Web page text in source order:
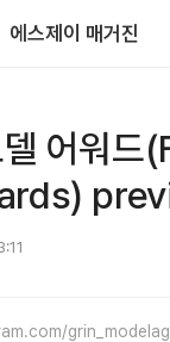
에스제이 매거진
델 어워